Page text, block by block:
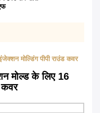
मोल्डिंग पीपी राउंड कवर
मोल्ड के लिए 16
कवर